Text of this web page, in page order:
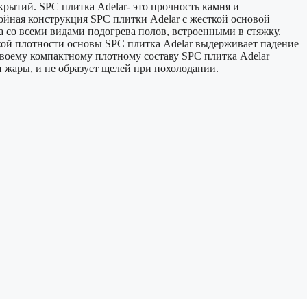
SPC плитка Adelar- это прочность камня и
конструкция SPС плитки Adelar с жесткой основой
всеми видами подогрева полов, встроенными в стяжку.
плотности основы SPС плитка Adelar выдерживает падение
компактному плотному составу SPC плитка Adelar
и не образует щелей при похолодании.